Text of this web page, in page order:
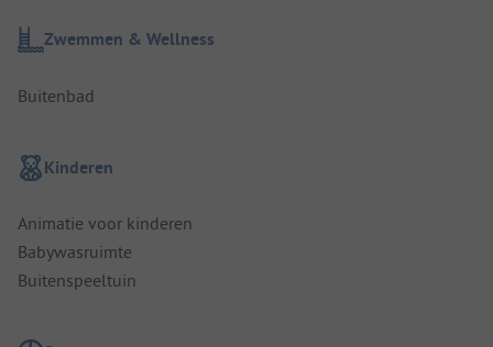
Zwemmen & Wellness
Buitenbad
Kinderen
Animatie voor kinderen
Babywasruimte
Buitenspeeltuin